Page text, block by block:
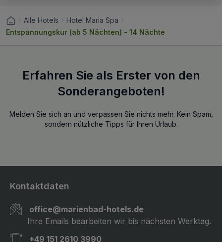
Alle Hotels
Hotel Maria Spa
Entspannungskur (ab 5 Nächten) - 14 Nächte
Erfahren Sie als Erster von den
Sonderangeboten!
Melden Sie sich an und verpassen Sie nichts mehr. Kein Spam,
sondern nützliche Tipps für Ihren Urlaub.
Kontaktdaten
office@marienbad-hotels.de
Ihre Emails bearbeiten wir bis nächsten Werktag.
+49 151 2610 3990